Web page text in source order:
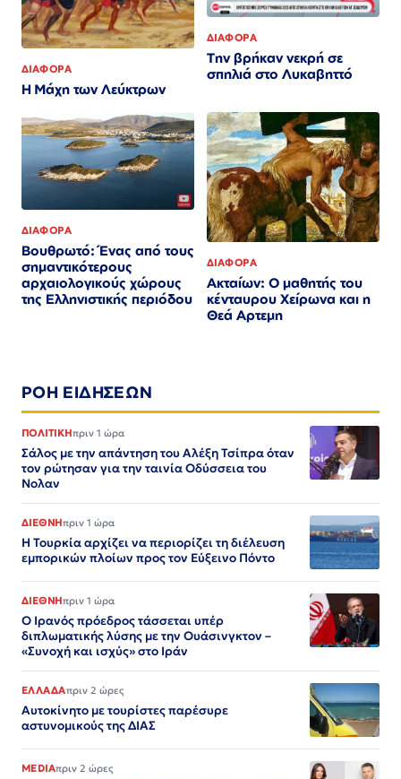
ΔΙΑΦΟΡΑ
Η Μάχη των Λεύκτρων
ΔΙΑΦΟΡΑ
Την βρήκαν νεκρή σε
σπηλιά στο Λυκαβηττό
ΔΙΑΦΟΡΑ
Βουθρωτό: Ένας από τους
σημαντικότερους
αρχαιολογικούς χώρους
της Ελληνιστικής περιόδου
ΔΙΑΦΟΡΑ
Ακταίων: Ο μαθητής του
κένταυρου Χείρωνα και η
Θεά Αρτεμη
ΡΟΗ ΕΙΔΗΣΕΩΝ
ΠΟΛΙΤΙΚΗπριν 1 ώρα
Σάλος με την απάντηση του Αλέξη Τσίπρα όταν
τον ρώτησαν για την ταινία Οδύσσεια του
Νολαν
ΔΙΕΘΝΗπριν 1 ώρα
Η Τουρκία αρχίζει να περιορίζει τη διέλευση
εμπορικών πλοίων προς τον Εύξεινο Πόντο
ΔΙΕΘΝΗπριν 1 ώρα
Ο Ιρανός πρόεδρος τάσσεται υπέρ
διπλωματικής λύσης με την Ουάσινγκτον –
«Συνοχή και ισχύς» στο Ιράν​​​​​​​​​​​​​​​​​​​​​​​​​​​​​​​​​​​​​​​​​​​​​​​​​​
ΕΛΛΑΔΑπριν 2 ώρες
Αυτοκίνητο με τουρίστες παρέσυρε
αστυνομικούς της ΔΙΑΣ
MEDIAπριν 2 ώρες